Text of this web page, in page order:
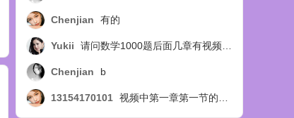
Chenjian 有的
Yukii 请问数学1000题后面几章有视频讲解吗
Chenjian b
13154170101 视频中第一章第一节的例14题，扩展部分，视频中讲选C，教材中讲选B，个人觉得应该选B，求正确答案，求官方回复！